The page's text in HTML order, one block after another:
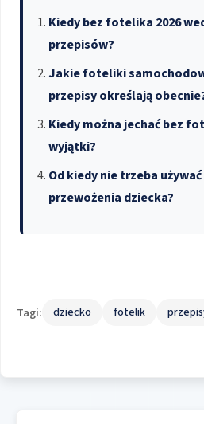
Kiedy bez fotelika 2026
przepisów?
Jakie foteliki
przepisy określają
Kiedy można jechać bez
wyjątki?
Od kiedy nie trzeba
przewożenia dziecka?
Tagi: dziecko fotelik